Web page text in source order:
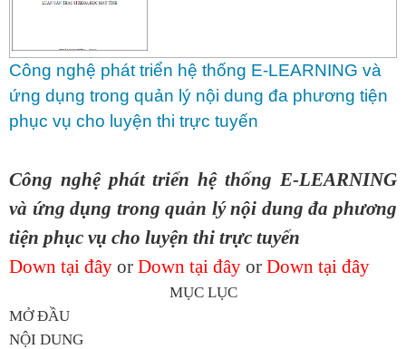
Công nghệ phát triển hệ thống E-LEARNING và
ứng dụng trong quản lý nội dung đa phương tiện
phục vụ cho luyện thi trực tuyến
Công nghệ phát triển hệ thống E-LEARNING
và ứng dụng trong quản lý nội dung đa phương
tiện phục vụ cho luyện thi trực tuyến
Down tại đây or Down tại đây or Down tại đây
MỤC LỤC
MỞ ĐẦU
NỘI DUNG